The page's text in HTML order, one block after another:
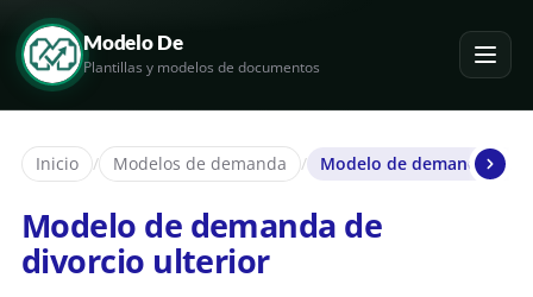
Modelo De
Plantillas y modelos de documentos
Inicio / Modelos de demanda / Modelo de demanda de
Modelo de demanda de
divorcio ulterior